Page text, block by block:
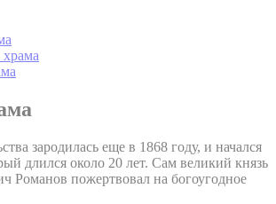
зародилась еще в 1868 году, и начался
длился около 20 лет. Сам великий князь
Романов пожертвовал на богоугодное